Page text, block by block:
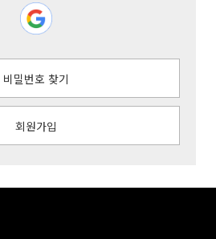
비밀번호 찾기
회원가입